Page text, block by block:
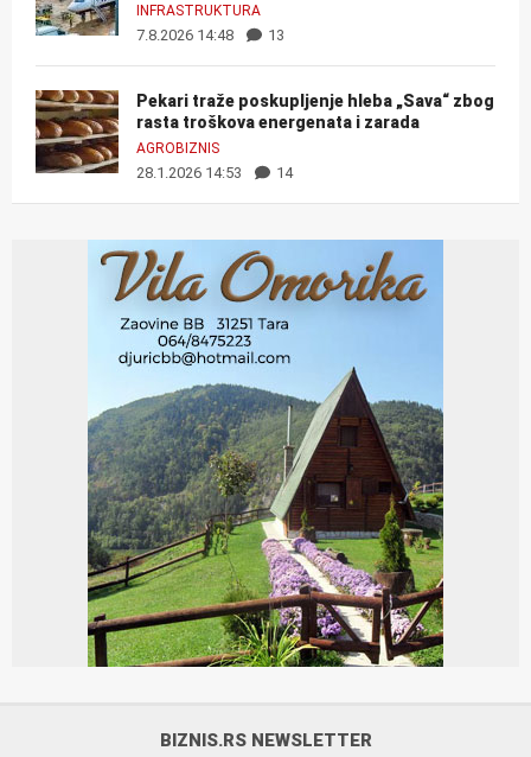
INFRASTRUKTURA
7.8.2026 14:48 13
Pekari traže poskupljenje hleba „Sava“ zbog
rasta troškova energenata i zarada
AGROBIZNIS
28.1.2026 14:53 14
BIZNIS.RS NEWSLETTER